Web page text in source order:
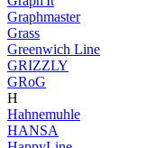
Graphmaster
Grass
Greenwich Line
GRIZZLY
GRoG
H
Hahnemuhle
HANSA